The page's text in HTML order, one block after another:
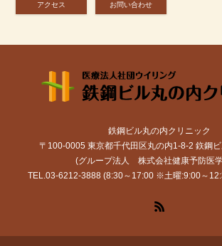
アクセス お問い合わせ
鉄鋼ビル丸の内クリニック
〒100-0005 東京都千代田区丸の内1-8-2 鉃鋼
(グループ法人 株式会社健康予防医
TEL.03-6212-3888 (8:30～17:00 ※土曜:9:00～